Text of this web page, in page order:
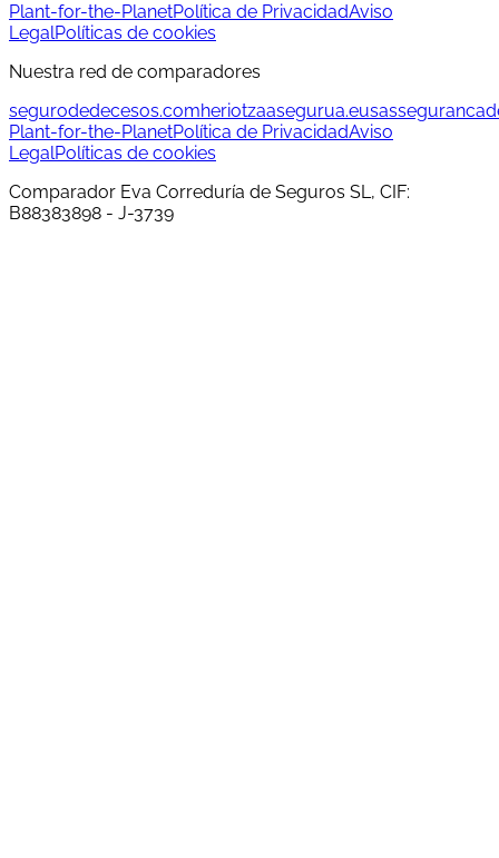
Plant-for-the-PlanetPolítica de PrivacidadAviso
LegalPolíticas de cookies
Nuestra red de comparadores
segurodedecesos.comheriotzaasegurua.eus
Plant-for-the-PlanetPolítica de PrivacidadAviso
LegalPolíticas de cookies
Comparador Eva Correduría de Seguros SL, CIF:
B88383898 - J-3739